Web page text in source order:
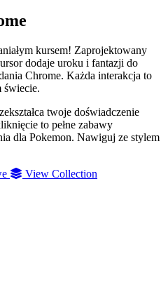
kursem! Zaprojektowany
dodaje uroku i fantazji do
Chrome. Każda interakcja to
świecie.
twoje doświadczenie
to pełne zabawy
dla Pokemon. Nawiguj ze stylem
View Collection